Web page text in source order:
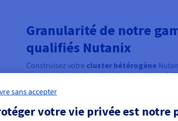
Granularité de notre
qualifiés Nutanix
Construisez votre cluster hétérogène
Nutanix, adaptés à vos besoins les plus
hyperconvergées, ces derniers vous font
haut débit (jusqu’à 50 Gbit/s sur le réseau
entrante et sortante), ainsi que d'un
fonctionnement optimal de votre cluster.
sans accepter
votre vie privée est notre